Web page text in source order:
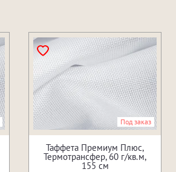
Под заказ
Таффета Премиум Плюс,
Термотрансфер, 60 г/кв.м,
155 см